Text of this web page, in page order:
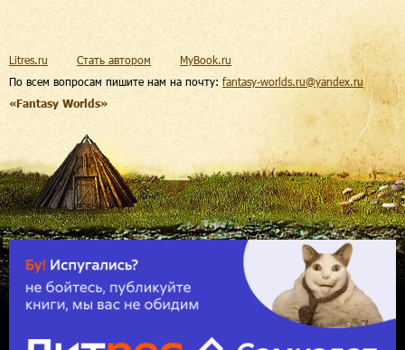
По всем вопросам пишите нам на почту: fantasy-worlds.ru@yandex.ru
«Fantasy Worlds»
Litres.ru Стать автором MyBook.ru